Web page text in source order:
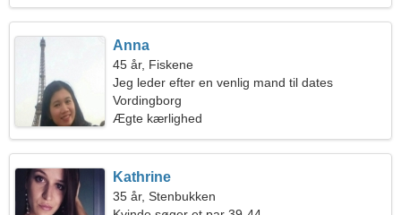
Anna
45 år, Fiskene
Jeg leder efter en venlig mand til dates
Vordingborg
Ægte kærlighed
Kathrine
35 år, Stenbukken